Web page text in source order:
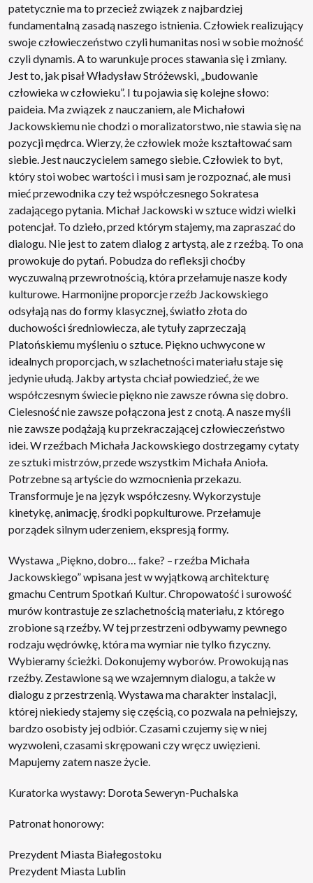
patetycznie ma to przecież związek z najbardziej
fundamentalną zasadą naszego istnienia. Człowiek realizujący
swoje człowieczeństwo czyli humanitas nosi w sobie możność
czyli dynamis. A to warunkuje proces stawania się i zmiany.
Jest to, jak pisał Władysław Stróżewski, „budowanie
człowieka w człowieku”. I tu pojawia się kolejne słowo:
paideia. Ma związek z nauczaniem, ale Michałowi
Jackowskiemu nie chodzi o moralizatorstwo, nie stawia się na
pozycji mędrca. Wierzy, że człowiek może kształtować sam
siebie. Jest nauczycielem samego siebie. Człowiek to byt,
który stoi wobec wartości i musi sam je rozpoznać, ale musi
mieć przewodnika czy też współczesnego Sokratesa
zadającego pytania. Michał Jackowski w sztuce widzi wielki
potencjał. To dzieło, przed którym stajemy, ma zapraszać do
dialogu. Nie jest to zatem dialog z artystą, ale z rzeźbą. To ona
prowokuje do pytań. Pobudza do refleksji choćby
wyczuwalną przewrotnością, która przełamuje nasze kody
kulturowe. Harmonijne proporcje rzeźb Jackowskiego
odsyłają nas do formy klasycznej, światło złota do
duchowości średniowiecza, ale tytuły zaprzeczają
Platońskiemu myśleniu o sztuce. Piękno uchwycone w
idealnych proporcjach, w szlachetności materiału staje się
jedynie ułudą. Jakby artysta chciał powiedzieć, że we
współczesnym świecie piękno nie zawsze równa się dobro.
Cielesność nie zawsze połączona jest z cnotą. A nasze myśli
nie zawsze podążają ku przekraczającej człowieczeństwo
idei. W rzeźbach Michała Jackowskiego dostrzegamy cytaty
ze sztuki mistrzów, przede wszystkim Michała Anioła.
Potrzebne są artyście do wzmocnienia przekazu.
Transformuje je na język współczesny. Wykorzystuje
kinetykę, animację, środki popkulturowe. Przełamuje
porządek silnym uderzeniem, ekspresją formy.
Wystawa „Piękno, dobro… fake? – rzeźba Michała
Jackowskiego” wpisana jest w wyjątkową architekturę
gmachu Centrum Spotkań Kultur. Chropowatość i surowość
murów kontrastuje ze szlachetnością materiału, z którego
zrobione są rzeźby. W tej przestrzeni odbywamy pewnego
rodzaju wędrówkę, która ma wymiar nie tylko fizyczny.
Wybieramy ścieżki. Dokonujemy wyborów. Prowokują nas
rzeźby. Zestawione są we wzajemnym dialogu, a także w
dialogu z przestrzenią. Wystawa ma charakter instalacji,
której niekiedy stajemy się częścią, co pozwala na pełniejszy,
bardzo osobisty jej odbiór. Czasami czujemy się w niej
wyzwoleni, czasami skrępowani czy wręcz uwięzieni.
Mapujemy zatem nasze życie.
Kuratorka wystawy: Dorota Seweryn-Puchalska
Patronat honorowy:
Prezydent Miasta Białegostoku
Prezydent Miasta Lublin